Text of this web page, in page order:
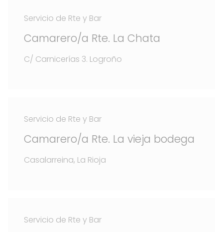
Servicio de Rte y Bar
Camarero/a Rte. La Chata
C/ Carnicerías 3. Logroño
Servicio de Rte y Bar
Camarero/a Rte. La vieja bodega
Casalarreina, La Rioja
Servicio de Rte y Bar